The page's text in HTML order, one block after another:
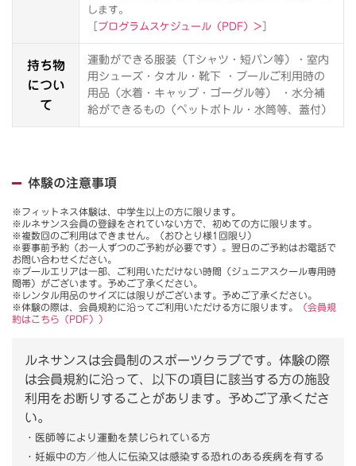
します。
プログラムスケジュール（PDF）>
持ち物
につい
て
運動ができる服装（Tシャツ・短パン等）・室内
用シューズ・タオル・靴下 ・プールご利用時の
用品（水着・キャップ・ゴーグル等） ・水分補
給ができるもの（ペットボトル・水筒等、蓋付）
体験の注意事項
※フィットネス体験は、中学生以上の方に限ります。
※ルネサンス会員の登録をされていない方で、初めての方に限ります。
※複数回のご利用はできません。（おひとり様1回限り）
※要事前予約（お一人ずつのご予約が必要です）。翌日のご予約はお電話で
お問い合わせください。
※プールエリアは一部、ご利用いただけない時間（ジュニアスクール専用時
間帯）がございます。予めご了承ください。
※レンタル用品のサイズには限りがございます。予めご了承ください。
※体験の際は、会員規約に沿ってご利用いただける方に限ります。
（会員規
約はこちら（PDF））
ルネサンスは会員制のスポーツクラブです。体験の際
は会員規約に沿って、以下の項目に該当する方の施設
利用をお断りすることがあります。予めご了承くださ
い。
・医師等により運動を禁じられている方
・妊娠中の方／他人に伝染又は感染する恐れのある疾病を有する